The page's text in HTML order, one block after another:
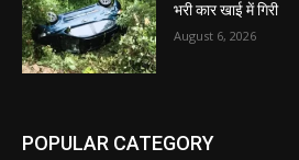
भरी कार खाई में गिरी
August 6, 2026
POPULAR CATEGORY